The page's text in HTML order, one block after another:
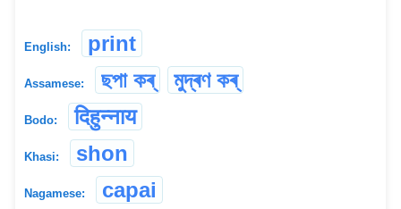
English: print
Assamese: ছপা কৰ্ মুদ্ৰণ কৰ্
Bodo: दिहुन्नाय
Khasi: shon
Nagamese: capai